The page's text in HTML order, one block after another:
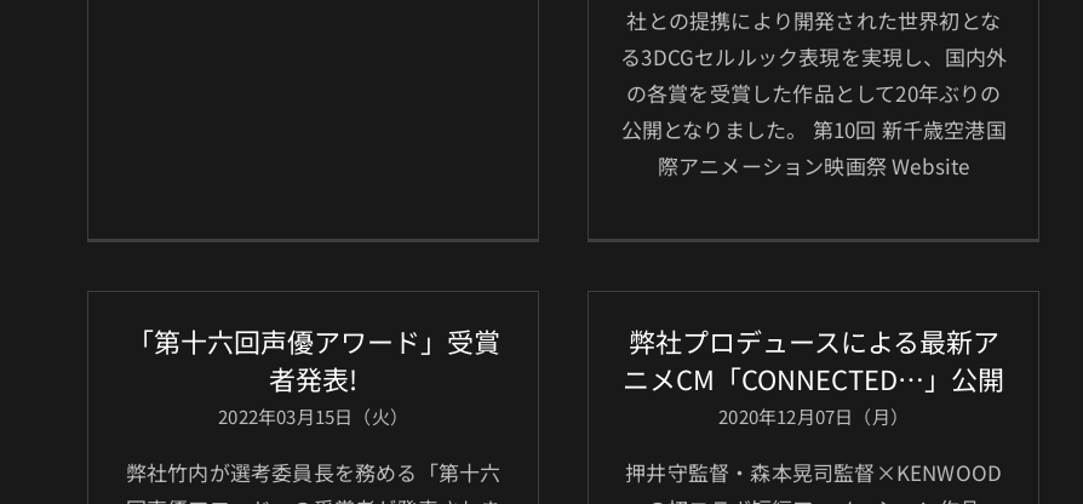
社との提携により開発された世界初とな
る3DCGセルルック表現を実現し、国内外
の各賞を受賞した作品として20年ぶりの
公開となりました。 第10回 新千歳空港国
際アニメーション映画祭 Website
「第十六回声優アワード」受賞
者発表!
2022年03月15日（火）
弊社竹内が選考委員長を務める「第十六
弊社プロデュースによる最新ア
ニメCM「CONNECTED…」公開
2020年12月07日（月）
押井守監督・森本晃司監督×KENWOOD